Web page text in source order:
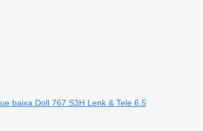
baixa Doll 767 S3H Lenk & Tele 6.5